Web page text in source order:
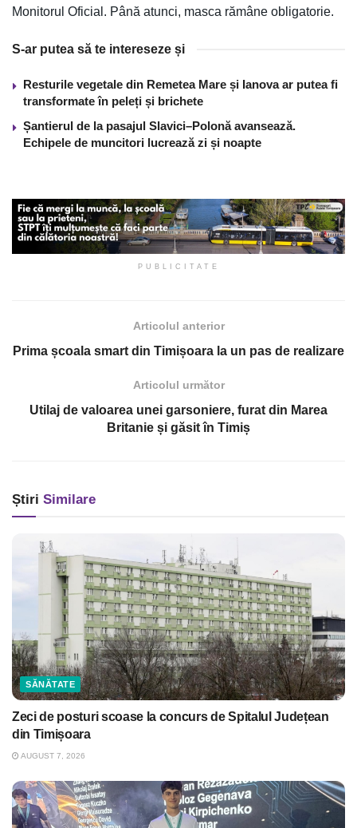
Monitorul Oficial. Până atunci, masca rămâne obligatorie.
S-ar putea să te intereseze și
Resturile vegetale din Remetea Mare și Ianova ar putea fi
transformate în peleți și brichete
Șantierul de la pasajul Slavici–Polonă avansează.
Echipele de muncitori lucrează zi și noapte
PUBLICITATE
Articolul anterior
Prima școala smart din Timișoara la un pas de realizare
Articolul următor
Utilaj de valoarea unei garsoniere, furat din Marea
Britanie și găsit în Timiș
Știri Similare
SĂNĂTATE
Zeci de posturi scoase la concurs de Spitalul Județean
din Timișoara
AUGUST 7, 2026